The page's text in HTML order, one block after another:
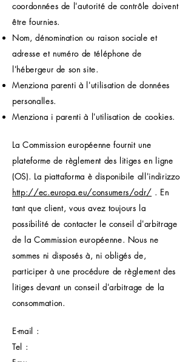
coordonnées de l'autorité de contrôle doivent
être fournies.
Nom, dénomination ou raison sociale et
adresse et numéro de téléphone de
l'hébergeur de son site.
Menziona parenti à l'utilisation de données
personalles.
Menziona i parenti à l'utilisation de cookies.
La Commission européenne fournit une
plateforme de règlement des litiges en ligne
(OS). La piattaforma è disponibile all'indirizzo
http://ec.europa.eu/consumers/odr/ . En
tant que client, vous avez toujours la
possibilité de contacter le conseil d'arbitrage
de la Commission européenne. Nous ne
sommes ni disposés à, ni obligés de,
participer à une procédure de règlement des
litiges devant un conseil d'arbitrage de la
consommation.
E-mail :
Tel :